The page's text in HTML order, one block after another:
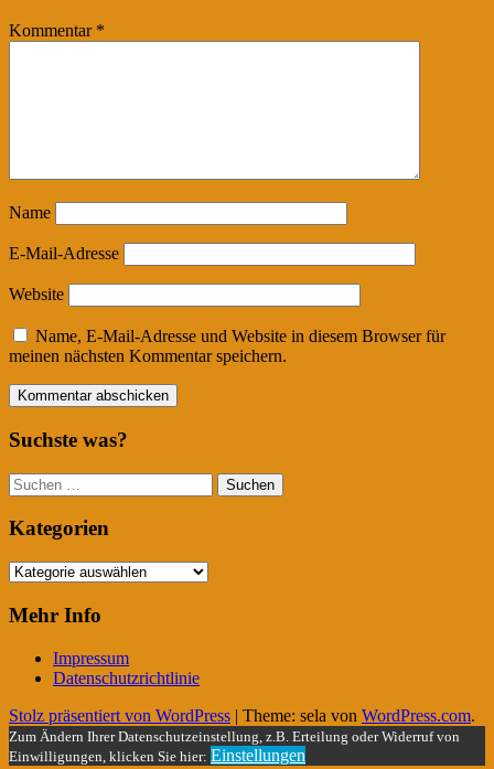
Kommentar *
Name
E-Mail-Adresse
Website
Name, E-Mail-Adresse und Website in diesem Browser für
meinen nächsten Kommentar speichern.
Suchste was?
Suchen
nach:
Kategorien
Kategorien
Mehr Info
Impressum
Datenschutzrichtlinie
Stolz präsentiert von WordPress | Theme: sela von WordPress.com.
Zum Ändern Ihrer Datenschutzeinstellung, z.B. Erteilung oder Widerruf von
Einwilligungen, klicken Sie hier: Einstellungen